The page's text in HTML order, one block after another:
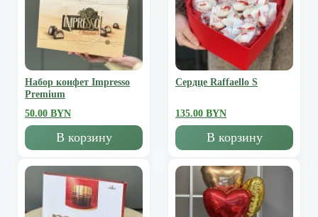
Набор конфет Impresso
Premium
50.00 BYN
В корзину
Сердце Raffaello S
135.00 BYN
В корзину